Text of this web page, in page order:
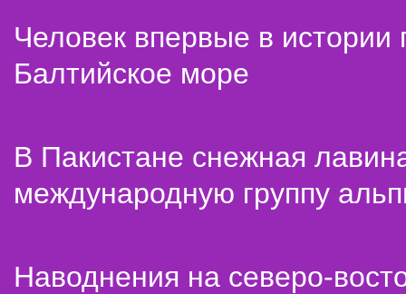
Человек впервые в истории
Балтийское море
В Пакистане снежная
международную группу
Наводнения на северо-